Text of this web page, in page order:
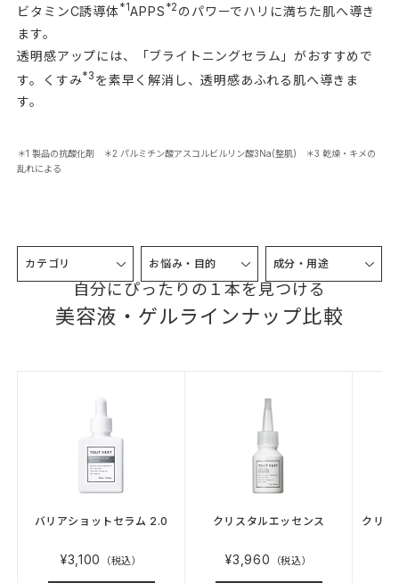
ビタミンC誘導体*1APPS *2 のパワーでハリに満ちた肌へ導き
ます。
透明感アップには、「ブライトニングセラム」がおすすめで
す。くすみ*3 を素早く解消し、透明感あふれる肌へ導きま
す。
＊1 製品の抗酸化剤 ＊2 パルミチン酸アスコルビルリン酸3Na(整肌) ＊3 乾燥・キメの
乱れによる
自分にぴったりの１本を見つける
美容液・ゲルラインナップ比較
バリアショットセラム 2.0
¥3,100 （税込）
クリスタルエッセンス
¥3,960 （税込）
クリス
カテゴリ お悩み・目的 成分・用途